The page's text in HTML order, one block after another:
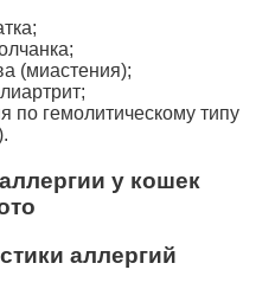
(миастения);
по гемолитическому типу
у кошек
аллергий